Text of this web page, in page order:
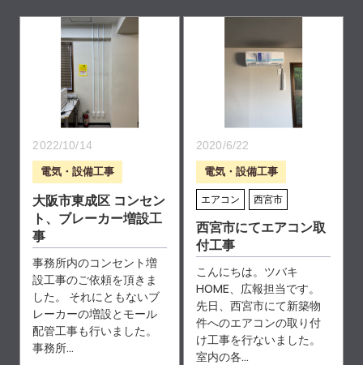
2022/10/14
電気・設備工事
大阪市東成区 コンセン
ト、ブレーカー増設工
事
事務所内のコンセント増
設工事のご依頼を頂きま
した。 それにともないブ
レーカーの増設とモール
配管工事も行いました。
事務所...
2020/6/22
電気・設備工事
エアコン 西宮市
西宮市にてエアコン取
付工事
こんにちは。ツバキ
HOME、広報担当です。
先日、西宮市にて新築物
件へのエアコンの取り付
け工事を行ないました。
室内の各...